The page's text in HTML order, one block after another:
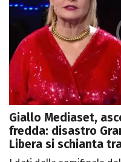
Giallo Mediaset,
fredda: disastro
Libera si schianta